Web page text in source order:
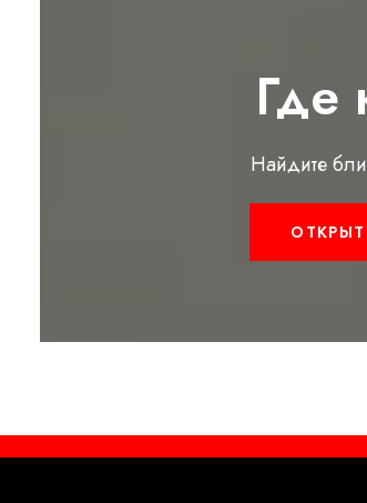
Где
Найдите